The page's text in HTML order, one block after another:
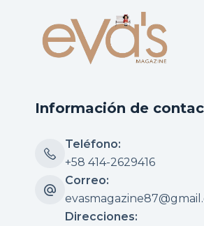
Información de
Teléfono:
+58 414-2629416
Correo:
Direcciones: